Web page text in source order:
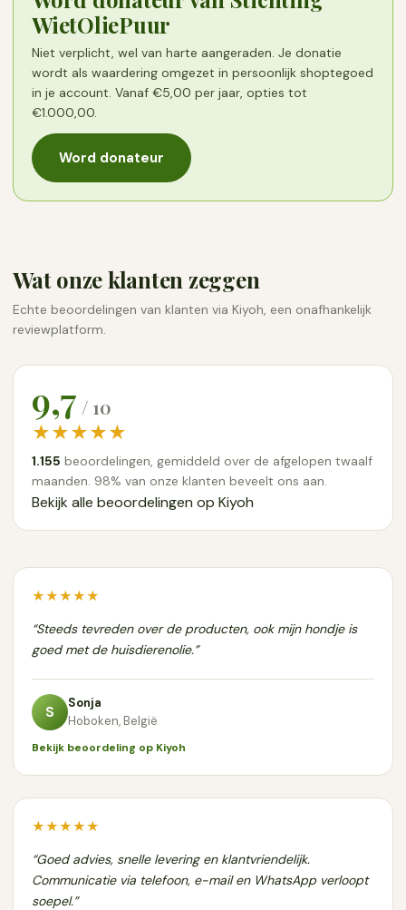
WietOliePuur
Niet verplicht, wel van harte aangeraden. Je donatie
wordt als waardering omgezet in persoonlijk shoptegoed
in je account. Vanaf €5,00 per jaar, opties tot
€1.000,00.
Word donateur
Wat onze klanten zeggen
Echte beoordelingen van klanten via Kiyoh, een onafhankelijk
reviewplatform.
9,7 / 10
★★★★★
1.155 beoordelingen, gemiddeld over de afgelopen twaalf
maanden. 98% van onze klanten beveelt ons aan.
Bekijk alle beoordelingen op Kiyoh
★★★★★
“Steeds tevreden over de producten, ook mijn hondje is
goed met de huisdierenolie.”
S
Sonja
Hoboken, België
Bekijk beoordeling op Kiyoh
★★★★★
“Goed advies, snelle levering en klantvriendelijk.
Communicatie via telefoon, e-mail en WhatsApp verloopt
soepel.”